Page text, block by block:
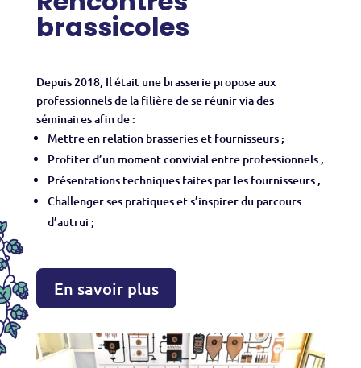
brassicoles
Depuis 2018, Il était une brasserie propose aux
professionnels de la filière de se réunir via des
séminaires afin de :
Mettre en relation brasseries et fournisseurs ;
Profiter d’un moment convivial entre professionnels ;
Présentations techniques faites par les fournisseurs ;
Challenger ses pratiques et s’inspirer du parcours
d’autrui ;
En savoir plus